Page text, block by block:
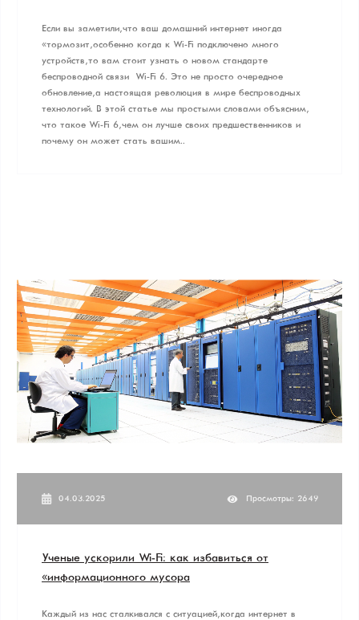
Если вы заметили, что ваш домашний интернет иногда
«тормозит», особенно когда к Wi-Fi подключено много
устройств, то вам стоит узнать о новом стандарте
беспроводной связи — Wi-Fi 6. Это не просто очередное
обновление, а настоящая революция в мире беспроводных
технологий. В этой статье мы простыми словами объясним,
что такое Wi-Fi 6, чем он лучше своих предшественников и
почему он может стать вашим..
04.03.2025 Просмотры: 2649
Ученые ускорили Wi-Fi: как избавиться от
«информационного мусора»
Каждый из нас сталкивался с ситуацией, когда интернет в